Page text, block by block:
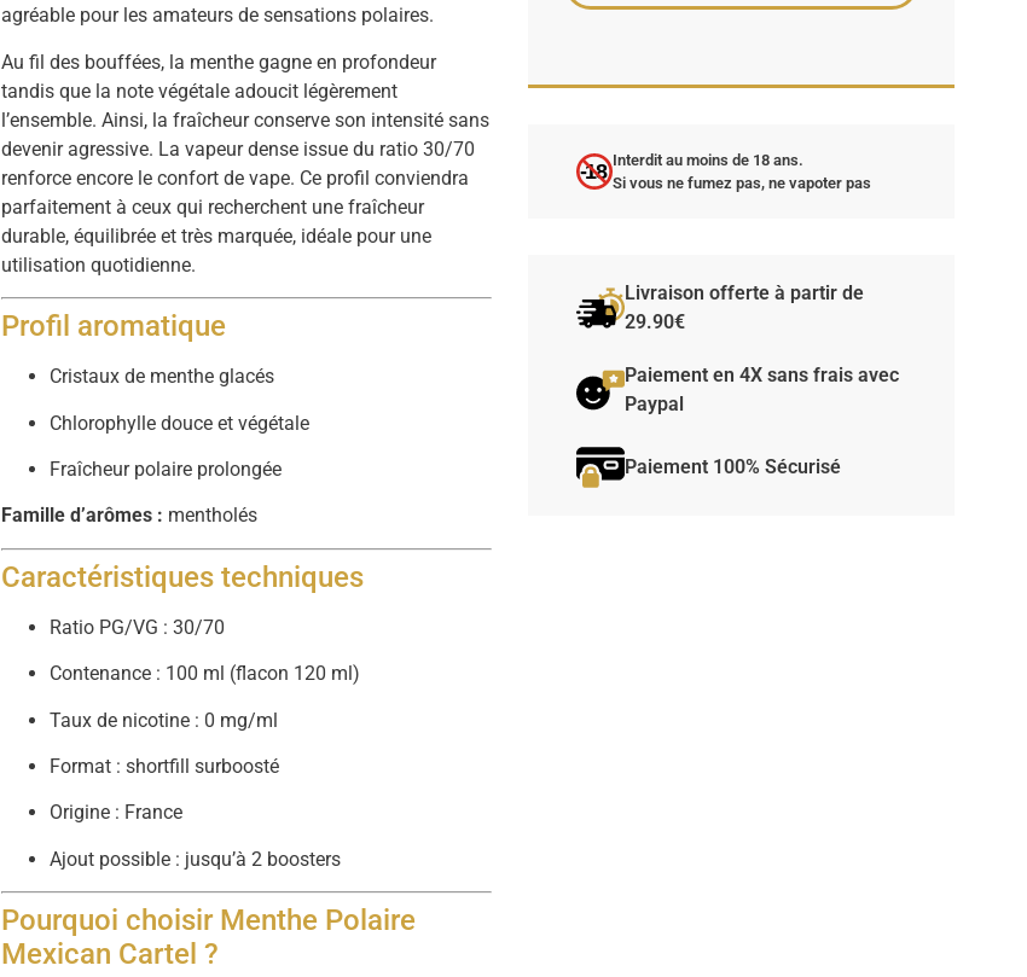
agréable pour les amateurs de sensations polaires.
Au fil des bouffées, la menthe gagne en profondeur
tandis que la note végétale adoucit légèrement
l’ensemble. Ainsi, la fraîcheur conserve son intensité sans
devenir agressive. La vapeur dense issue du ratio 30/70
renforce encore le confort de vape. Ce profil conviendra
parfaitement à ceux qui recherchent une fraîcheur
durable, équilibrée et très marquée, idéale pour une
utilisation quotidienne.
Profil aromatique
Cristaux de menthe glacés
Chlorophylle douce et végétale
Fraîcheur polaire prolongée
Famille d’arômes : mentholés
Caractéristiques techniques
Ratio PG/VG : 30/70
Contenance : 100 ml (flacon 120 ml)
Taux de nicotine : 0 mg/ml
Format : shortfill surboosté
Origine : France
Ajout possible : jusqu’à 2 boosters
Pourquoi choisir Menthe Polaire
Mexican Cartel ?
-18 Interdit au moins de 18 ans.
Si vous ne fumez pas, ne vapoter pas
Livraison offerte à partir de
29.90€
Paiement en 4X sans frais avec
Paypal
Paiement 100% Sécurisé